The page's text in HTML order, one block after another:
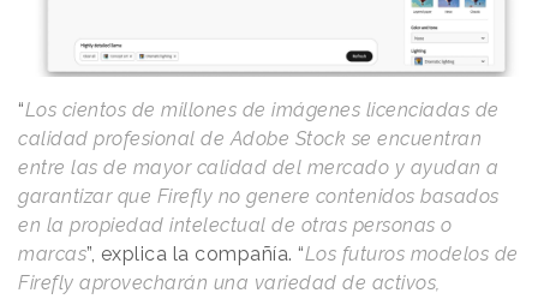
“Los cientos de millones de imágenes licenciadas de
calidad profesional de Adobe Stock se encuentran
entre las de mayor calidad del mercado y ayudan a
garantizar que Firefly no genere contenidos basados
en la propiedad intelectual de otras personas o
marcas”, explica la compañía. “Los futuros modelos de
Firefly aprovecharán una variedad de activos,